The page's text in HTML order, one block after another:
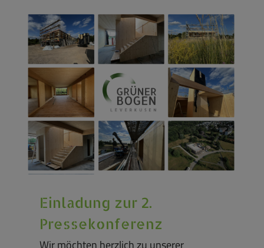
Einladung zur 2.
Pressekonferenz
Wir möchten herzlich zu unserer